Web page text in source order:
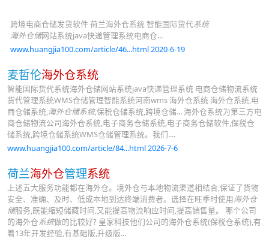
跨境电商仓储发货软件 荷兰海外仓系统 智能国际货代系统
海外仓储网站系统java快递管理系统电商仓...
www.huangjia100.com/article/46...html 2020-6-19
麦哲伦海外仓系统
智能国际货代系统海外仓储网站系统java快递管理系统 电商仓储物流系统
货代管理系统WMS仓储管理智能系统河南wms 海外仓系统 海外仓系统,电
商仓储系统,海外仓储系统,保税仓储系统,跨境仓储... 海外仓系统为第三方电
商仓储物流公司海外仓系统,电子商务仓储系统,电子商务仓储软件,保税仓
储系统,跨境仓储系统WMS仓储管理系统。我们....
www.huangjia100.com/article/84...html 2026-7-6
荷兰海外仓管理系统
上述五大服务功能都在海外仓。境外仓与本地物流渠道相结合,保证了货物
安全、准确、及时、低成本地到达终端消费者。选择在旺季时使用海外仓
储服务,既能缩短储藏时间,又能提高物流响应时间,提高销售量。 哪个公司
的海外仓系统做的比较好? 皇家科技他们公司的海外仓系统(保税仓系统),有
着13年开发经验,有基础版,升级版...